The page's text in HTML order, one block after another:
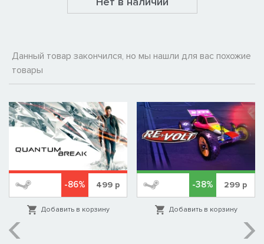
Данный товар закончился, но мы нашли для вас похожие
товары
-86% 499р
Добавить в корзину
-38% 299 р
Добавить в корзину